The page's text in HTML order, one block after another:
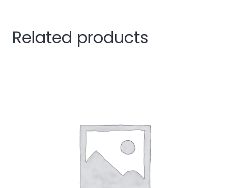
Related products